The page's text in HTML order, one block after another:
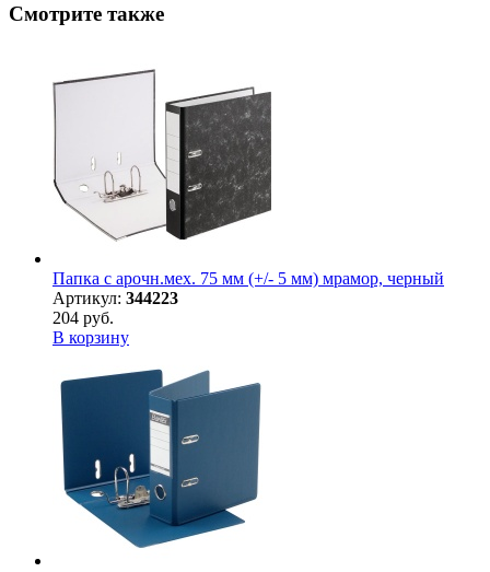
Смотрите также
Папка с арочн.мех. 75 мм (+/- 5 мм) мрамор, черный
Артикул: 344223
204 руб.
В корзину